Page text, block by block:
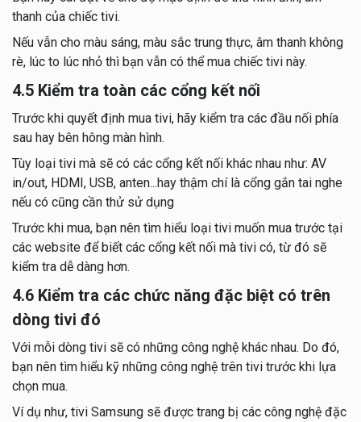
thanh của chiếc tivi.
Nếu vẫn cho màu sáng, màu sắc trung thực, âm thanh không
rè, lúc to lúc nhỏ thì bạn vẫn có thể mua chiếc tivi này.
4.5 Kiểm tra toàn các cổng kết nối
Trước khi quyết định mua tivi, hãy kiểm tra các đầu nối phía
sau hay bên hông màn hình.
Tùy loại tivi mà sẽ có các cổng kết nối khác nhau như: AV
in/out, HDMI, USB, anten...hay thậm chí là cổng gắn tai nghe
nếu có cũng cần thử sử dụng
Trước khi mua, bạn nên tìm hiểu loại tivi muốn mua trước tại
các website để biết các cổng kết nối mà tivi có, từ đó sẽ
kiểm tra dễ dàng hơn.
4.6 Kiểm tra các chức năng đặc biệt có trên
dòng tivi đó
Với mỗi dòng tivi sẽ có những công nghệ khác nhau. Do đó,
bạn nên tìm hiểu kỹ những công nghệ trên tivi trước khi lựa
chọn mua.
Ví dụ như, tivi Samsung sẽ được trang bị các công nghệ đặc